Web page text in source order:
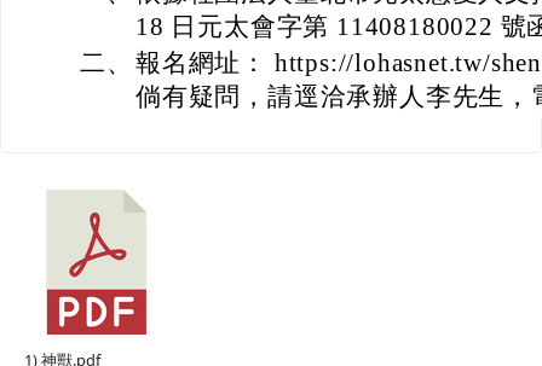
18 日元太會字第 11408180022 號
二、 報名網址： https://lohasnet.tw/
倘有疑問，請逕洽承辦人李先生，
1) 神獸.pdf